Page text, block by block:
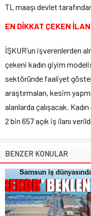
TL maaşı devlet
EN DİKKAT ÇEKEN
İŞKUR’un işverenlerden
çekeni kadın giyim
sektöründe faaliyet
araştırmaları, kesim
alanlarda çalışacak.
2 bin 657 açık iş ilanı
BENZER KONULAR